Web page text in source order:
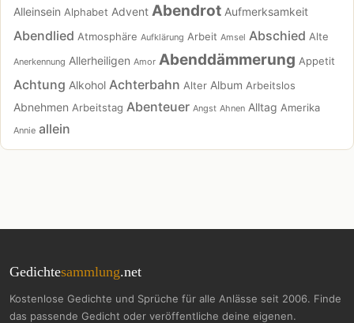
Alleinsein Alphabet Advent Abendrot Aufmerksamkeit
Abendlied Atmosphäre Aufklärung Arbeit Amsel Abschied Alte
Anerkennung Allerheiligen Amor Abenddämmerung Appetit
Achtung Alkohol Achterbahn Alter Album Arbeitslos
Abnehmen Arbeitstag Abenteuer Angst Ahnen Alltag Amerika
Annie allein
Gedichtesammlung.net
Kostenlose Gedichte und Sprüche für alle Anlässe seit 2006. Finde
das passende Gedicht oder veröffentliche deine eigenen.